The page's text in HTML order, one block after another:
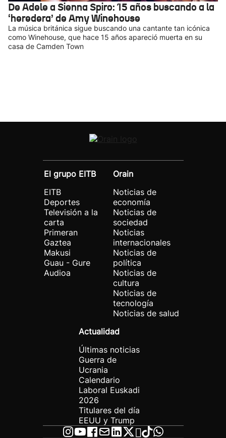
De Adele a Sienna Spiro: 15 años buscando a la
‘heredera’ de Amy Winehouse
La música británica sigue buscando una cantante tan icónica
como Winehouse, que hace 15 años apareció muerta en su
casa de Camden Town
El grupo EITB
EITB
Deportes
Televisión a la
carta
Primeran
Gaztea
Makusi
Guau - Gure
Audioa
Orain
Noticias de
economía
Noticias de
sociedad
Noticias
internacionales
Noticias de
política
Noticias de
cultura
Noticias de
tecnología
Noticias de salud
Actualidad
Últimas noticias
Guerra de
Ucrania
Calendario
Laboral Euskadi
2026
Titulares del día
EEUU y Trump